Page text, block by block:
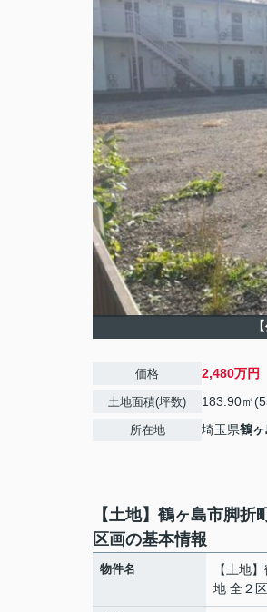
価格 2,480万円
土地面積(坪数) 183.90㎡
所在地 埼玉県鶴
【土地】鶴ヶ島市脚折
区画の基本情報
物件名
【土地
地 全２